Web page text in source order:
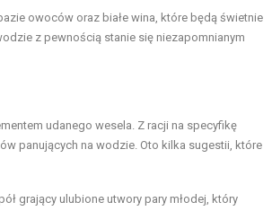
owoców oraz białe wina, które będą świetnie
z pewnością stanie się niezapomnianym
udanego wesela. Z racji na specyfikę
panujących na wodzie. Oto kilka sugestii, które
grający ulubione utwory pary młodej, który